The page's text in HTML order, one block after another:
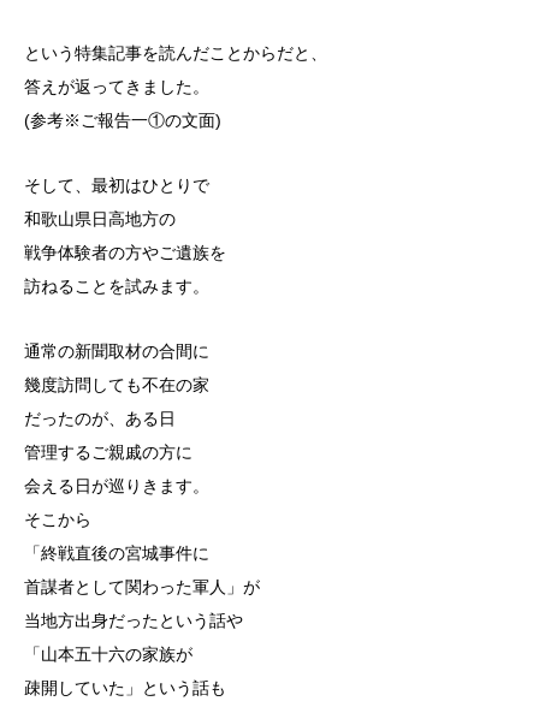
という特集記事を読んだことからだと、
答えが返ってきました。
(参考※ご報告一①の文面)
そして、最初はひとりで
和歌山県日高地方の
戦争体験者の方やご遺族を
訪ねることを試みます。
通常の新聞取材の合間に
幾度訪問しても不在の家
だったのが、ある日
管理するご親戚の方に
会える日が巡りきます。
そこから
「終戦直後の宮城事件に
首謀者として関わった軍人」が
当地方出身だったという話や
「山本五十六の家族が
疎開していた」という話も